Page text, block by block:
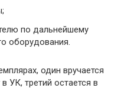
по дальнейшему
оборудования.
один вручается
УК, третий остается в